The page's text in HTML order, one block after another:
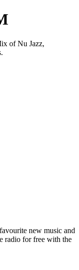
of Nu Jazz,
new music and
radio for free with the